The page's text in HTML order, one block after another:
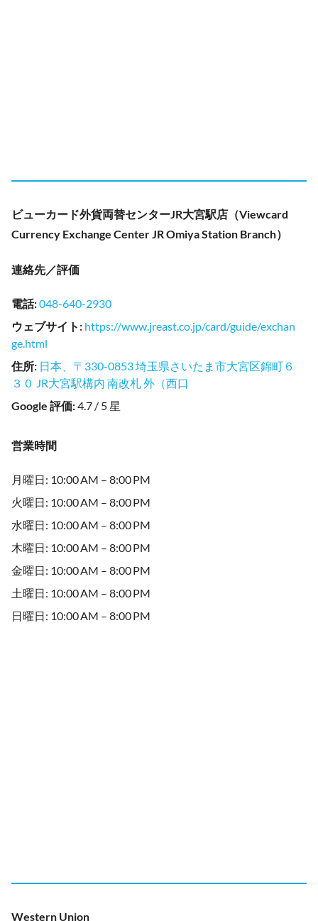
ビューカード外貨両替センターJR大宮駅店（Viewcard
Currency Exchange Center JR Omiya Station Branch）
連絡先／評価
電話:048-640-2930
ウェブサイト : https://www.jreast.co.jp/card/guide/exchan
ge.html
住所: 日本、〒330-0853 埼玉県さいたま市大宮区錦町６
３０ JR大宮駅構内 南改札 外（西口
Google 評価:4.7 / 5 星
営業時間
月曜日: 10:00 AM – 8:00 PM
火曜日: 10:00 AM – 8:00 PM
水曜日: 10:00 AM – 8:00 PM
木曜日: 10:00 AM – 8:00 PM
金曜日: 10:00 AM – 8:00 PM
土曜日: 10:00 AM – 8:00 PM
日曜日: 10:00 AM – 8:00 PM
Western Union